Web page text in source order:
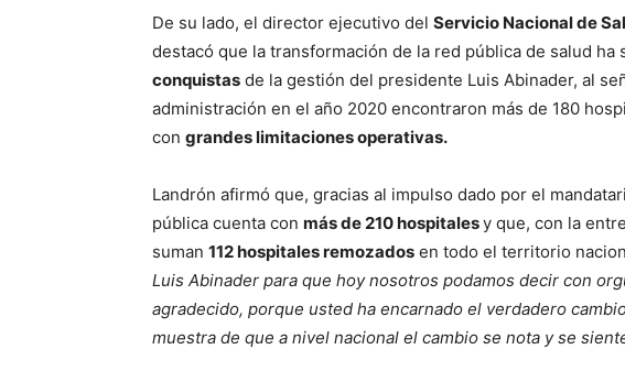
De su lado, el director ejecutivo del Servicio Nacional de
destacó que la transformación de la red pública de salud ha
conquistas de la gestión del presidente Luis Abinader, al
administración en el año 2020 encontraron más de 180
con grandes limitaciones operativas.
Landrón afirmó que, gracias al impulso dado por el
pública cuenta con más de 210 hospitalesy que, con la
suman 112 hospitales remozados en todo el territorio
Luis Abinader para que hoy nosotros podamos decir con
agradecido, porque usted ha encarnado el verdadero
muestra de que a nivel nacional el cambio se nota y se